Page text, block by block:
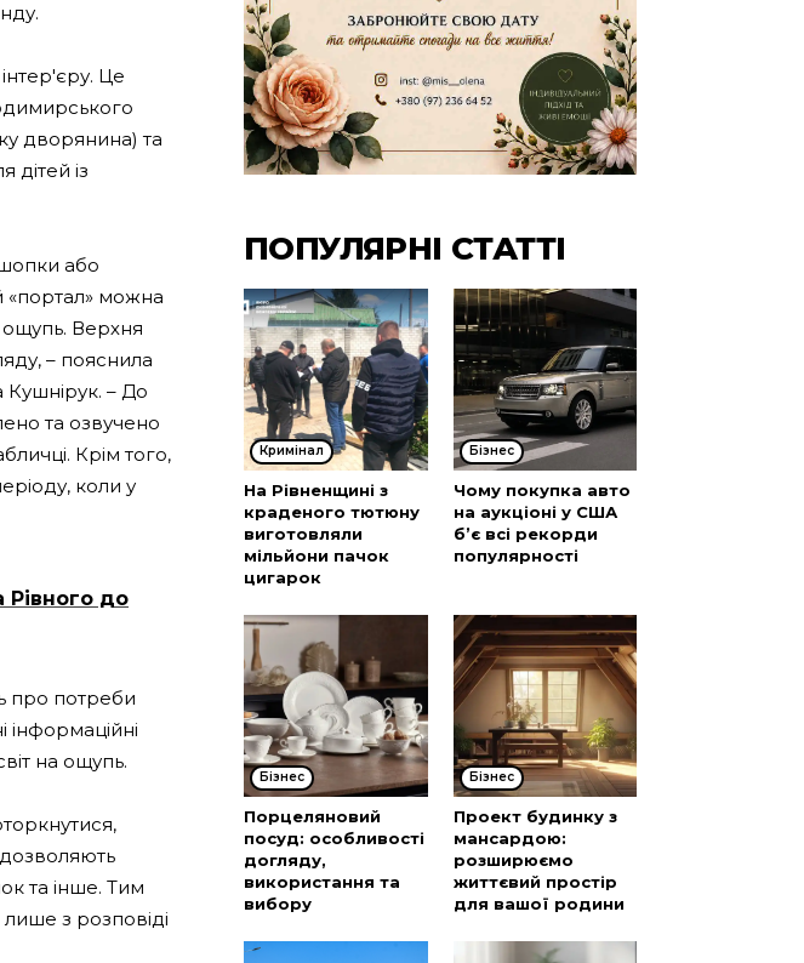
Це
дворянина) та
дітей із
шопки або
«портал» можна
ощупь. Верхня
– пояснила
Кушнірук. – До
та озвучено
Крім того,
коли у
Рівного до
про потреби
інформаційні
на ощупь.
та інше. Тим
лише з розповіді
ПОПУЛЯРНІ СТАТТІ
Кримінал
На Рівненщині з
краденого тютюну
виготовляли
мільйони пачок
цигарок
Бізнес
Чому покупка авто
на аукціоні у США
б’є всі рекорди
популярності
Бізнес
Порцеляновий
посуд: особливості
догляду,
використання та
вибору
Бізнес
Проект будинку з
мансардою:
розширюємо
життєвий простір
для вашої родини